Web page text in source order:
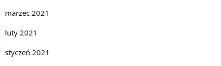
marzec 2021
luty 2021
styczeń 2021